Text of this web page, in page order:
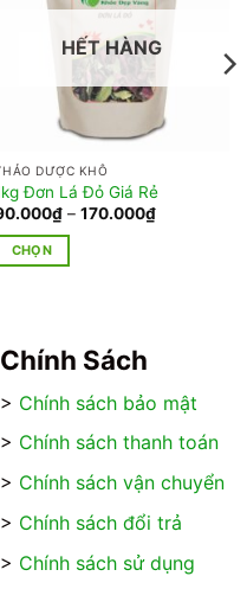
HẾT HÀNG
DƯỢC KHÔ
Đơn Lá Đỏ Giá Rẻ
₫ – 170.000₫Khoảng
giá:
CHỌN
có
nhiều
biến
Các
tùy
có
được
Chính Sách
> Chính sách bảo mật
> Chính sách thanh toán
> Chính sách vận chuyển
> Chính sách đổi trả
> Chính sách sử dụng